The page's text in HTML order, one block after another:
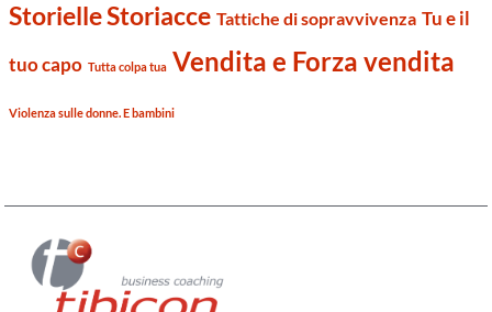
Storielle Storiacce Tattiche di sopravvivenza Tu e il
tuo capo Tutta colpa tua Vendita e Forza vendita
Violenza sulle donne. E bambini